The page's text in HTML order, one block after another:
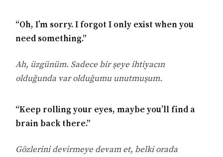
“Oh, I’m sorry. I forgot I only exist when you
need something.”
Ah, üzgünüm. Sadece bir şeye ihtiyacın
olduğunda var olduğumu unutmuşum.
“Keep rolling your eyes, maybe you’ll find a
brain back there.”
Gözlerini devirmeye devam et, belki orada